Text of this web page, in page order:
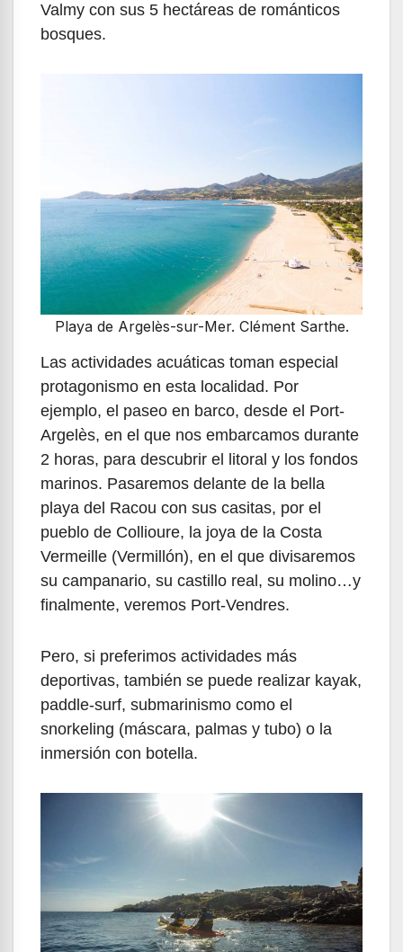
Valmy con sus 5 hectáreas de románticos
bosques.
Playa de Argelès-sur-Mer. Clément Sarthe.
Las actividades acuáticas toman especial
protagonismo en esta localidad. Por
ejemplo, el paseo en barco, desde el Port-
Argelès, en el que nos embarcamos durante
2 horas, para descubrir el litoral y los fondos
marinos. Pasaremos delante de la bella
playa del Racou con sus casitas, por el
pueblo de Collioure, la joya de la Costa
Vermeille (Vermillón), en el que divisaremos
su campanario, su castillo real, su molino…y
finalmente, veremos Port-Vendres.
Pero, si preferimos actividades más
deportivas, también se puede realizar kayak,
paddle-surf, submarinismo como el
snorkeling (máscara, palmas y tubo) o la
inmersión con botella.